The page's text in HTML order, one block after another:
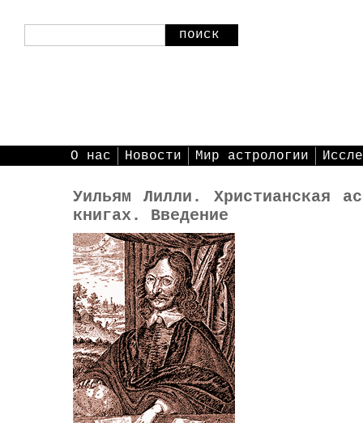
поиск
О нас Новости Мир астрологии
Уильям Лилли. Христианская
книгах. Введение